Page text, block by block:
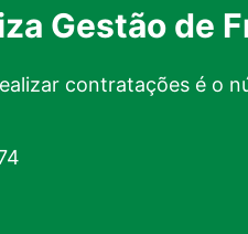
Gestão de
contratações é o